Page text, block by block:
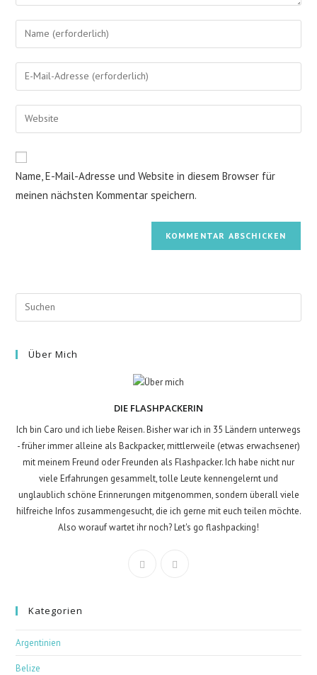
Name, E-Mail-Adresse und Website in diesem Browser für
meinen nächsten Kommentar speichern.
Über Mich
DIE FLASHPACKERIN
Ich bin Caro und ich liebe Reisen. Bisher war ich in 35 Ländern unterwegs
- früher immer alleine als Backpacker, mittlerweile (etwas erwachsener)
mit meinem Freund oder Freunden als Flashpacker. Ich habe nicht nur
viele Erfahrungen gesammelt, tolle Leute kennengelernt und
unglaublich schöne Erinnerungen mitgenommen, sondern überall viele
hilfreiche Infos zusammengesucht, die ich gerne mit euch teilen möchte.
Also worauf wartet ihr noch? Let's go flashpacking!
Kategorien
Argentinien
Belize